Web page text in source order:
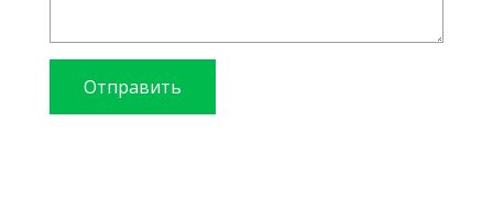
Отправить